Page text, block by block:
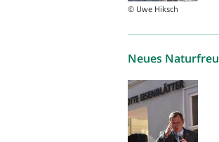
© Uwe Hiksch
Neues